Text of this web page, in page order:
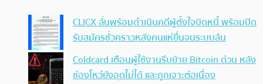
CLICX ลั่นพร้อมดำเนินคดีผู้ตั้งใจบิดหนี้ พร้อมปิด
รับสมัครชั่วคราวหลังคนแห่ยื่นจนระบบล้น
Coldcard เตือนผู้ใช้งานรีบย้าย Bitcoin ด่วน หลัง
ช่องโหว่ยังอุดไม่ได้ และถูกเจาะต่อเนื่อง